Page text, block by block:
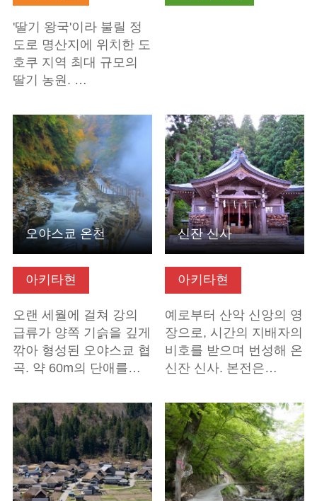
'딸기 왕국'이라 불릴 정
도로 명산지에 위치한 도
호쿠 지역 최대 규모의
딸기 농원. …
아키타현
오랜 세월에 걸쳐 강의
급류가 양쪽 기슭을 깊게
깎아 형성된 오야스쿄 협
곡. 약 60m의 단애를…
기본정보 보기
오야스쿄 온천
아키타현
예로부터 산악 신앙의 영
장으로, 시간의 지배자의
비호를 받으며 번성해 온
신잔 신사. 본전은…
기본정보 보기
신잔 신사
기본정보 보기 기본정보 보기